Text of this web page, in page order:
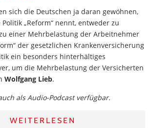
sich die Deutschen ja daran gewöhnen,
„Reform“ nennt, entweder zu
einer Mehrbelastung der Arbeitnehmer
der gesetzlichen Krankenversicherung
ein besonders hinterhältiges
um die Mehrbelastung der Versicherten
Wolfgang Lieb.
als Audio-Podcast verfügbar.
WEITERLESEN